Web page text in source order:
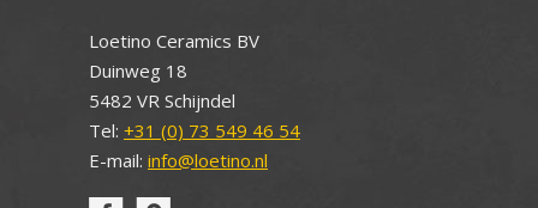
Loetino Ceramics BV
Duinweg 18
5482 VR Schijndel
Tel: +31 (0) 73 549 46 54
E-mail: info@loetino.nl